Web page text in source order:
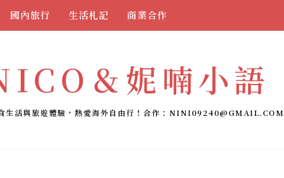
國內旅行 生活札記 商業合作
＆妮喃小語
生活與旅遊體驗，熱愛海外自由行！合作： NINI09240@GMAIL.COM